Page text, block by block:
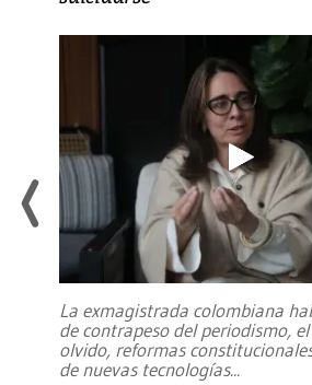
La exmagistrada colombiana
de contrapeso del periodismo,
olvido, reformas
de nuevas tecnologías...